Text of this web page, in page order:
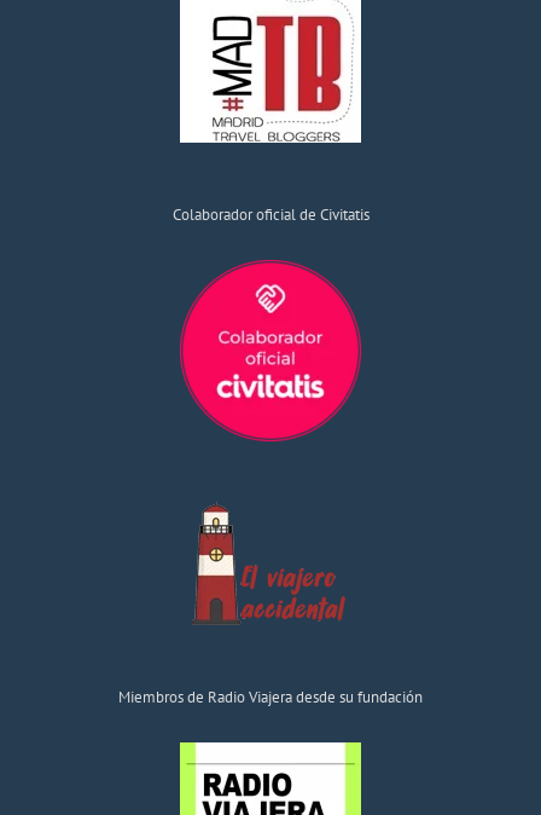
Colaborador oficial de Civitatis
Miembros de Radio Viajera desde su fundación